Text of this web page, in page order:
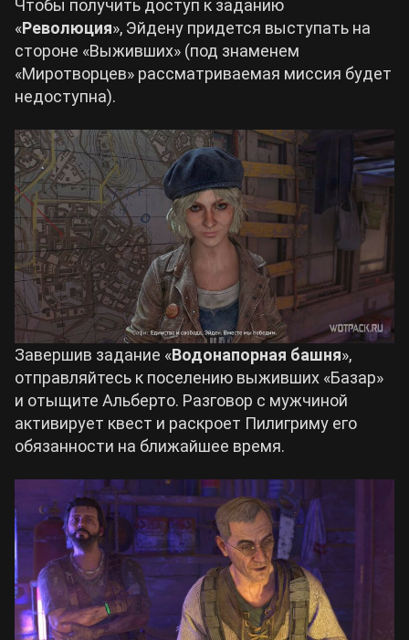
Чтобы получить доступ к заданию
«Революция», Эйдену придется выступать на
стороне «Выживших» (под знаменем
«Миротворцев» рассматриваемая миссия будет
недоступна).
Завершив задание «Водонапорная башня»,
отправляйтесь к поселению выживших «Базар»
и отыщите Альберто. Разговор с мужчиной
активирует квест и раскроет Пилигриму его
обязанности на ближайшее время.